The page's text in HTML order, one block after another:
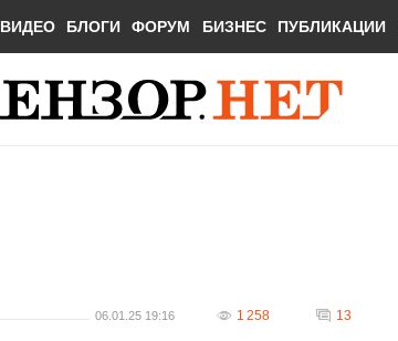
ВИДЕО БЛОГИ ФОРУМ БИЗНЕС ПУБЛИКАЦИИ
06.01.25 19:16 1 258 13